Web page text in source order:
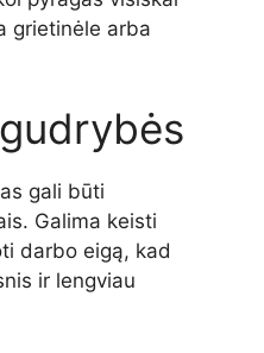
grietinėle arba
gali būti
Galima keisti
darbo eigą, kad
ir lengviau